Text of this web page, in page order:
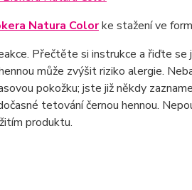
Natura Colorke stažení ve
Přečtěte si instrukce a řiďte se
může zvýšit riziko alergie.
pokožku; jste již někdy
tetování černou hennou.
produktu.